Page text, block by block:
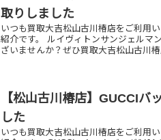
取りしました
いつも買取大吉松山古川椿店をご利用
紹介です。 ルイヴィトンサンジェルマ
ざいませんか？ぜひ買取大吉松山古川椿
【松山古川椿店】GUCCIバ
した
いつも買取大吉松山古川椿店をご利用